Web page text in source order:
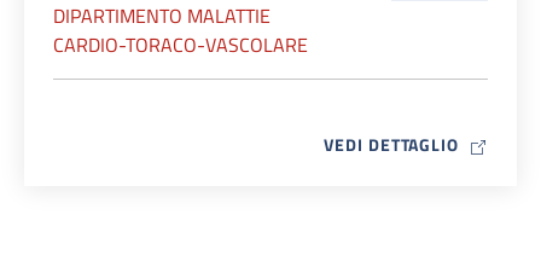
DIPARTIMENTO MALATTIE
CARDIO-TORACO-VASCOLARE
VEDI DETTAGLIO MAP ICON